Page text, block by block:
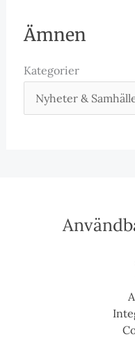
Ämnen
Kategorier